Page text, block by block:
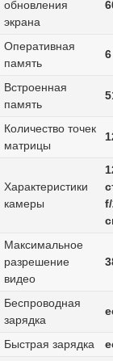
обновления
экрана
Оперативная
память
Встроенная
память
Количество точек
матрицы
Характеристики
камеры
Максимальное
разрешение
видео
Беспроводная
зарядка
Быстрая зарядка